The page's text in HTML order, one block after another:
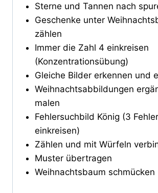
Sterne und Tannen nach
Geschenke unter
zählen
Immer die Zahl 4 einkreisen
(Konzentrationsübung)
Gleiche Bilder erkennen und
Weihnachtsabbildungen
malen
Fehlersuchbild König (3
einkreisen)
Zählen und mit Würfeln
Muster übertragen
Weihnachtsbaum schmücken